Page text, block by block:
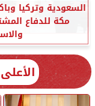
السعودية وتركيا
مكة للدفاع